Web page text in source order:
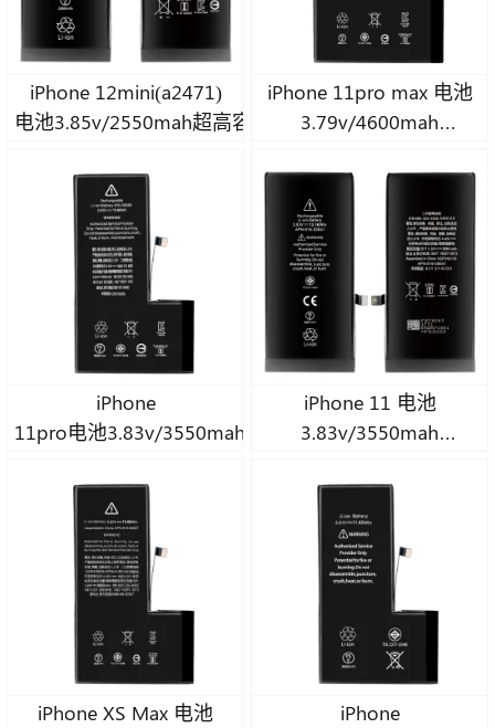
iPhone 12mini(a2471)
电池3.85v/2550mah超高容量A级钴电池
iPhone 11pro max 电池
3.79v/4600mah
iPhone
11pro电池3.83v/3550mah超高容量A级钴电池
iPhone 11 电池
3.83v/3550mah
iPhone XS Max 电池
iPhone